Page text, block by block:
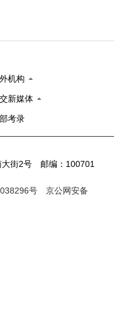
机构
新媒体
考录
大街2号 邮编：100701
号
京公网安备